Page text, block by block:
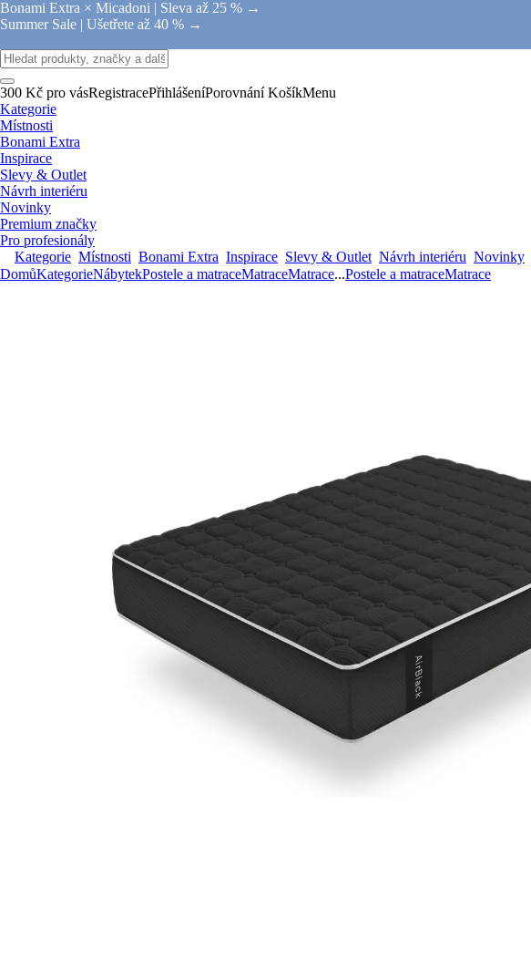
Bonami Extra × Micadoni | Sleva až 25 % →
Summer Sale | Ušetřete až 40 % →
300 Kč pro vásRegistracePřihlášeníPorovnání KošíkMenu
Kategorie
Místnosti
Bonami Extra
Inspirace
Slevy & Outlet
Návrh interiéru
Novinky
Premium značky
Pro profesionály
Kategorie Místnosti Bonami Extra Inspirace Slevy & Outlet Návrh interiéru Novinky
DomůKategorieNábytekPostele a matraceMatraceMatrace...Postele a matraceMatrace